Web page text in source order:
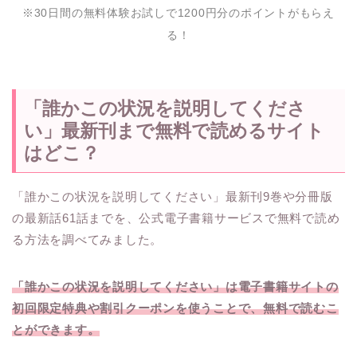
※30日間の無料体験お試しで1200円分のポイントがもらえ
る！
「誰かこの状況を説明してくださ
い」最新刊まで無料で読めるサイト
はどこ？
「誰かこの状況を説明してください」最新刊9巻や分冊版
の最新話61話までを、公式電子書籍サービスで無料で読め
る方法を調べてみました。
「誰かこの状況を説明してください」は電子書籍サイトの
初回限定特典や割引クーポンを使うことで、無料で読むこ
とができます。